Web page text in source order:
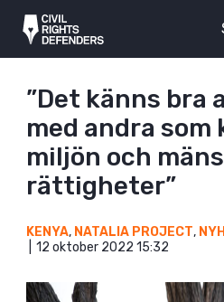
”Det känns bra
med andra som
miljön och
rättigheter”
KENYA, NATALIA PROJECT,
12 oktober 2022 15:32